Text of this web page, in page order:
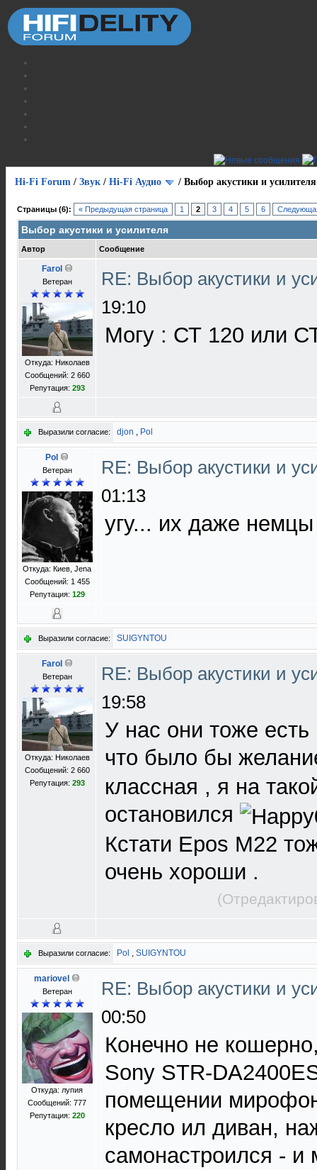
Hi-Fi Forum / Звук / Hi-Fi Аудио / Выбор акустики и усилителя
Страницы (6): « Предыдущая страница 1 2 3 4 5 6
Выбор акустики и усилителя
Автор Сообщение
Farol
Ветеран
Откуда: Николаев
Сообщений: 2 660
Репутация: 293
RE: Выбор акустики и
19:10
Могу : СТ 120 или
Выразили согласие: djon , Pol
Pol
Ветеран
Откуда: Киев, Jena
Сообщений: 1 455
Репутация: 129
RE: Выбор акустики и
01:13
угу... их даже
Выразили согласие: SUIGYNTOU
Farol
Ветеран
Откуда: Николаев
Сообщений: 2 660
Репутация: 293
RE: Выбор акустики и
19:58
У нас они тоже
что было бы
классная , я на
остановился
Кстати Epos M22
очень хороши .
Выразили согласие: Pol , SUIGYNTOU
mariovel
Ветеран
Откуда: лупия
Сообщений: 777
Репутация: 220
RE: Выбор акустики и
00:50
Конечно не
Sony STR-
помещении
кресло ил диван,
самонастроился - и